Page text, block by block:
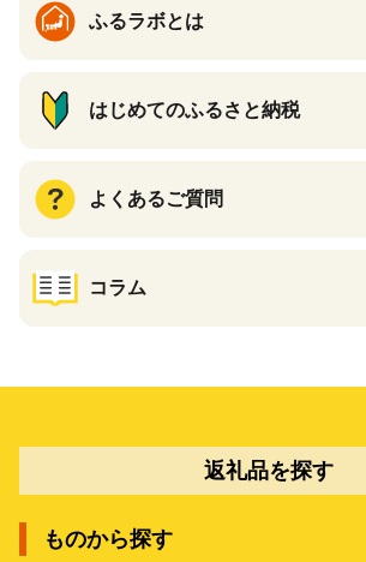
ふるラボとは
はじめてのふるさと納税
よくあるご質問
コラム
返礼品を探す
ものから探す